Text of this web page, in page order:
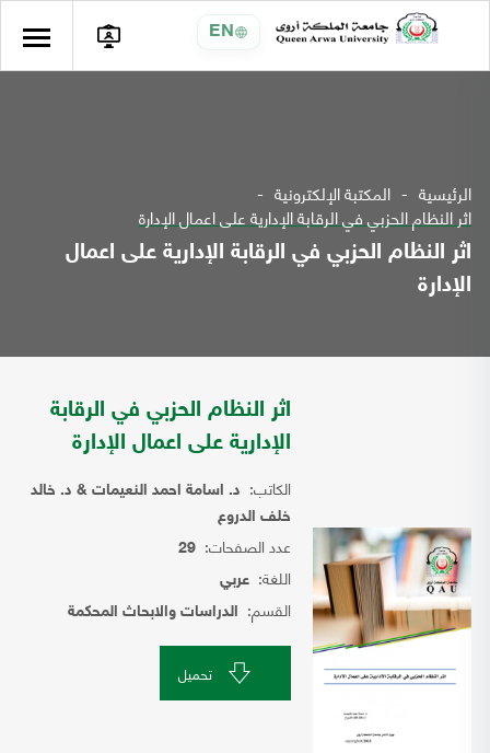
EN
الرئيسية المكتبة الإلكترونية
اثر النظام الحزبي في الرقابة الإدارية على اعمال الإدارة
اثر النظام الحزبي في الرقابة الإدارية على اعمال
الإدارة
اثر النظام الحزبي في الرقابة
الإدارية على اعمال الإدارة
الكاتب: د. اسامة احمد النعيمات & د. خالد
خلف الدروع
عدد الصفحات: 29
اللغة: عربي
القسم: الدراسات والابحاث المحكمة
تحميل